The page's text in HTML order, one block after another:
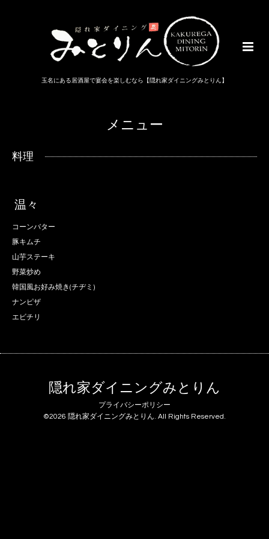
玉名にある居酒屋で宴会を楽しむなら【隠れ家ダイニングみとりん】
メニュー
料理
温々
コーンバター
豚キムチ
山芋ステーキ
野菜炒め
韓国風お好み焼き(チヂミ)
ナンピザ
エビチリ
隠れ家ダイニングみとりん
プライバシーポリシー
©2026 隠れ家ダイニングみとりん. All Rights Reserved.